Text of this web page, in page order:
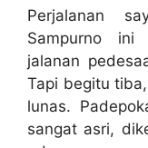
Perjalanan
Sampurno ini
jalanan
Tapi begitu
lunas.
sangat asri,